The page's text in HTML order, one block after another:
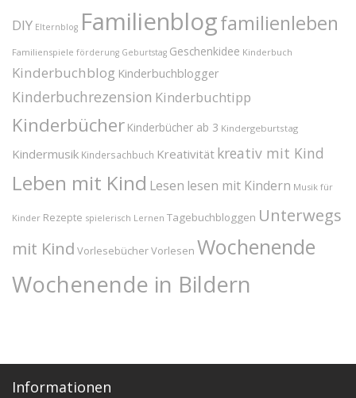
DIY Elternblog Familienblogfamilienleben
Familienspiele förderung Geburtstag Geschenkidee Kinderbuch
Kinderbuchblog Kinderbuchblogger
Kinderbuchrezension Kinderbuchtipp
Kinderbücher Kinderbücher ab 3 Kindergeburtstag
Kindermusik Kindersachbuch Kreativität kreativ mit Kind
Leben mit Kind Lesen lesen mit Kindern Musik für
Kinder Rezepte spielerisch Lernen Tagebuchbloggen Unterwegs
mit Kind VorlesebücherVorlesen Wochenende
Wochenende in Bildern
Informationen